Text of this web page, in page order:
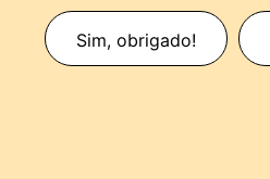
Sim, obrigado!